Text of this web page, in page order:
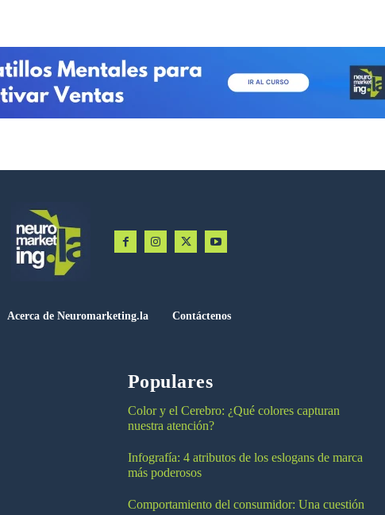
Acerca de Neuromarketing.la Contáctenos
Populares
Color y el Cerebro: ¿Qué colores capturan
nuestra atención?
Infografía: 4 atributos de los eslogans de marca
más poderosos
Comportamiento del consumidor: Una cuestión